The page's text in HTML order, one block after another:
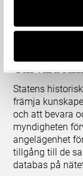
Om våra
Statens
främja
och att bevara
myndigheten
angelägenhet
tillgång till de
databas på